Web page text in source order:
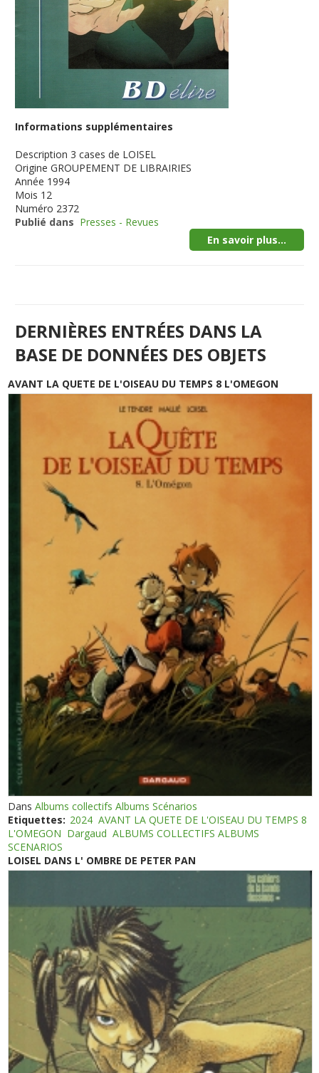
Informations supplémentaires
Description 3 cases de LOISEL
Origine GROUPEMENT DE LIBRAIRIES
Année 1994
Mois 12
Numéro 2372
Publié dans Presses - Revues
En savoir plus...
DERNIÈRES ENTRÉES DANS LA
BASE DE DONNÉES DES OBJETS
AVANT LA QUETE DE L'OISEAU DU TEMPS 8 L'OMEGON
DansAlbums collectifs Albums Scénarios
Etiquettes: 2024 AVANT LA QUETE DE L'OISEAU DU TEMPS 8
L'OMEGON Dargaud ALBUMS COLLECTIFS ALBUMS
SCENARIOS
LOISEL DANS L' OMBRE DE PETER PAN